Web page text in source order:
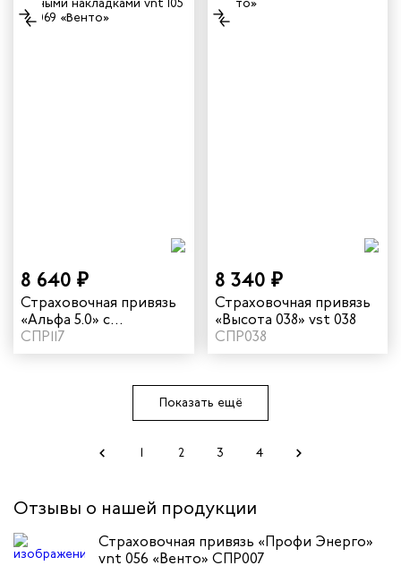
8 640 ₽
Страховочная привязь
«Альфа 5.0» с
плечевыми и ножными
накладками vnt 105 set
СПР117
8 340 ₽
Страховочная привязь
«Высота 038» vst 038
СПР038
Показать ещё
1 2 3 4
Отзывы о нашей продукции
Страховочная привязь «Профи Энерго»
vnt 056 «Венто» СПР007